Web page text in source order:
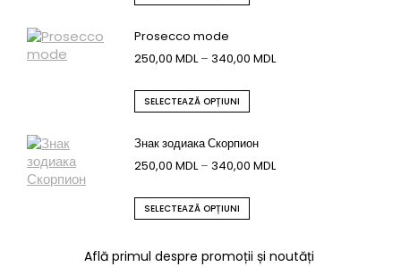
Prosecco mode
250,00 MDL – 340,00 MDL
SELECTEAZĂ OPȚIUNI
Знак зодиака Скорпион
250,00 MDL – 340,00 MDL
SELECTEAZĂ OPȚIUNI
Află primul despre promoții și noutăți